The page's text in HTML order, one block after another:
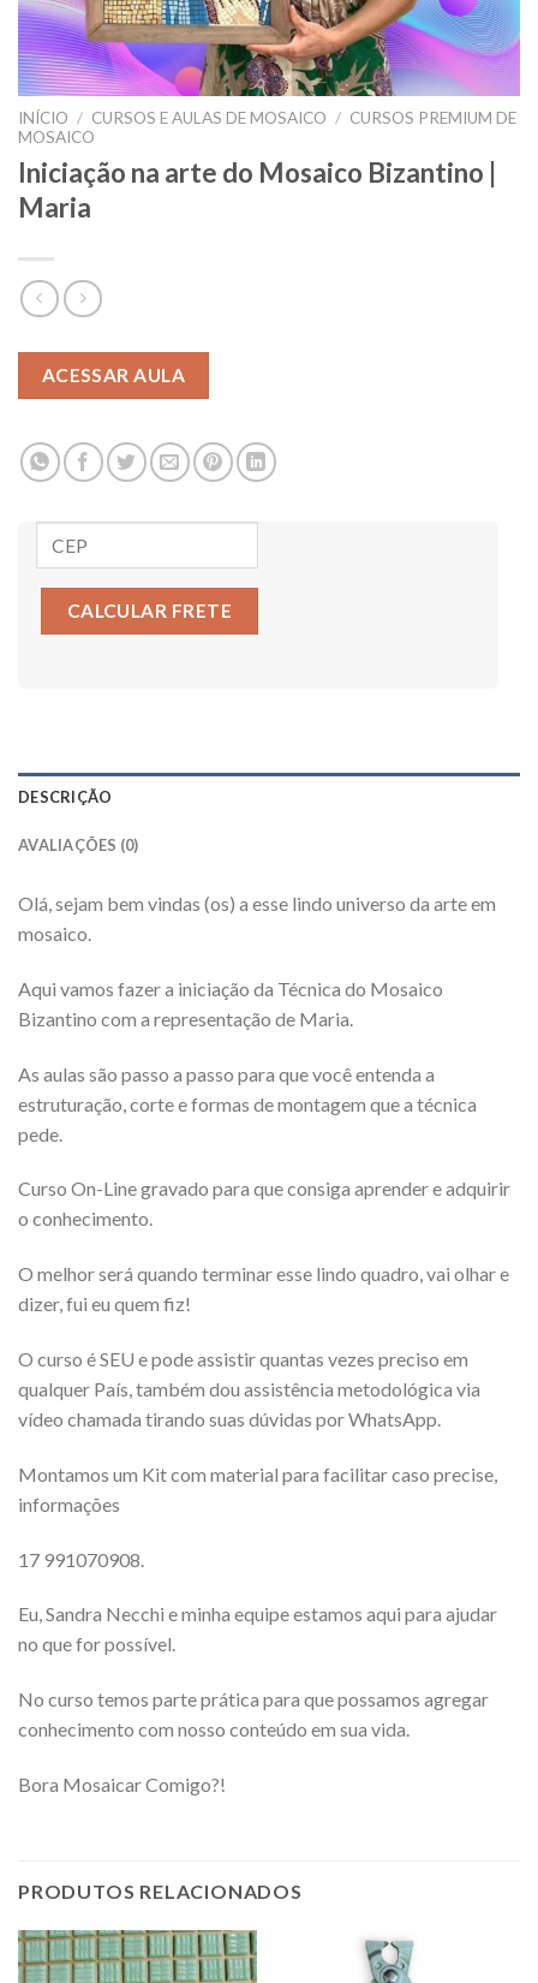
INÍCIO / CURSOS E AULAS DE MOSAICO / CURSOS PREMIUM DE
MOSAICO
Iniciação na arte do Mosaico Bizantino |
Maria
CALCULAR FRETE
ACESSAR AULA
DESCRIÇÃO
AVALIAÇÕES (0)
Olá, sejam bem vindas (os) a esse lindo universo da arte em
mosaico.
Aqui vamos fazer a iniciação da Técnica do Mosaico
Bizantino com a representação de Maria.
As aulas são passo a passo para que você entenda a
estruturação, corte e formas de montagem que a técnica
pede.
Curso On-Line gravado para que consiga aprender e adquirir
o conhecimento.
O melhor será quando terminar esse lindo quadro, vai olhar e
dizer, fui eu quem fiz!
O curso é SEU e pode assistir quantas vezes preciso em
qualquer País, também dou assistência metodológica via
vídeo chamada tirando suas dúvidas por WhatsApp.
Montamos um Kit com material para facilitar caso precise,
informações
17 991070908.
Eu, Sandra Necchi e minha equipe estamos aqui para ajudar
no que for possível.
No curso temos parte prática para que possamos agregar
conhecimento com nosso conteúdo em sua vida.
Bora Mosaicar Comigo?!
PRODUTOS RELACIONADOS